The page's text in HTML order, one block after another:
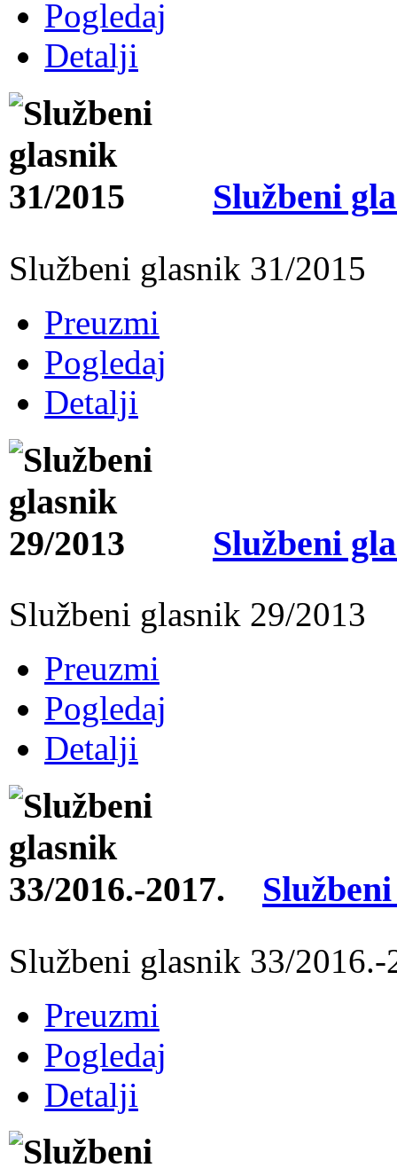
Pogledaj
Detalji
Službeni
Službeni glasnik 31/2015
Preuzmi
Pogledaj
Detalji
Službeni
Službeni glasnik 29/2013
Preuzmi
Pogledaj
Detalji
Službeni glasnik 33/2016.-
Preuzmi
Pogledaj
Detalji